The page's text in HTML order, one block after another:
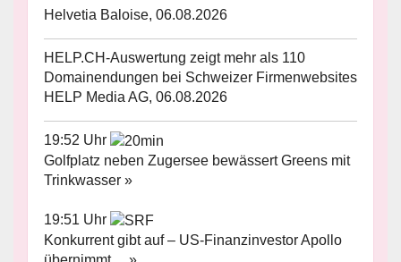
Helvetia Baloise, 06.08.2026
HELP.CH-Auswertung zeigt mehr als 110
Domainendungen bei Schweizer Firmenwebsites
HELP Media AG, 06.08.2026
19:52 Uhr
Golfplatz neben Zugersee bewässert Greens mit
Trinkwasser »
19:51 Uhr
Konkurrent gibt auf – US-Finanzinvestor Apollo